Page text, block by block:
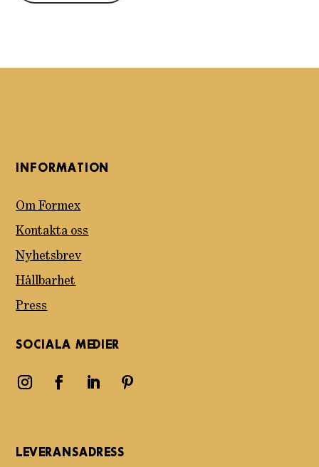
INFORMATION
Om Formex
Kontakta oss
Nyhetsbrev
Hållbarhet
Press
SOCIALA MEDIER
LEVERANSADRESS